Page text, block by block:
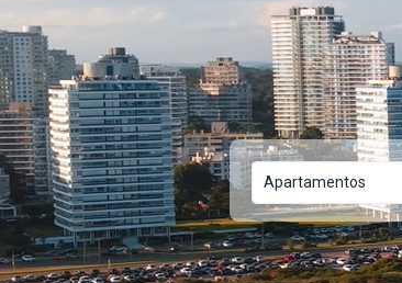
Apartamentos